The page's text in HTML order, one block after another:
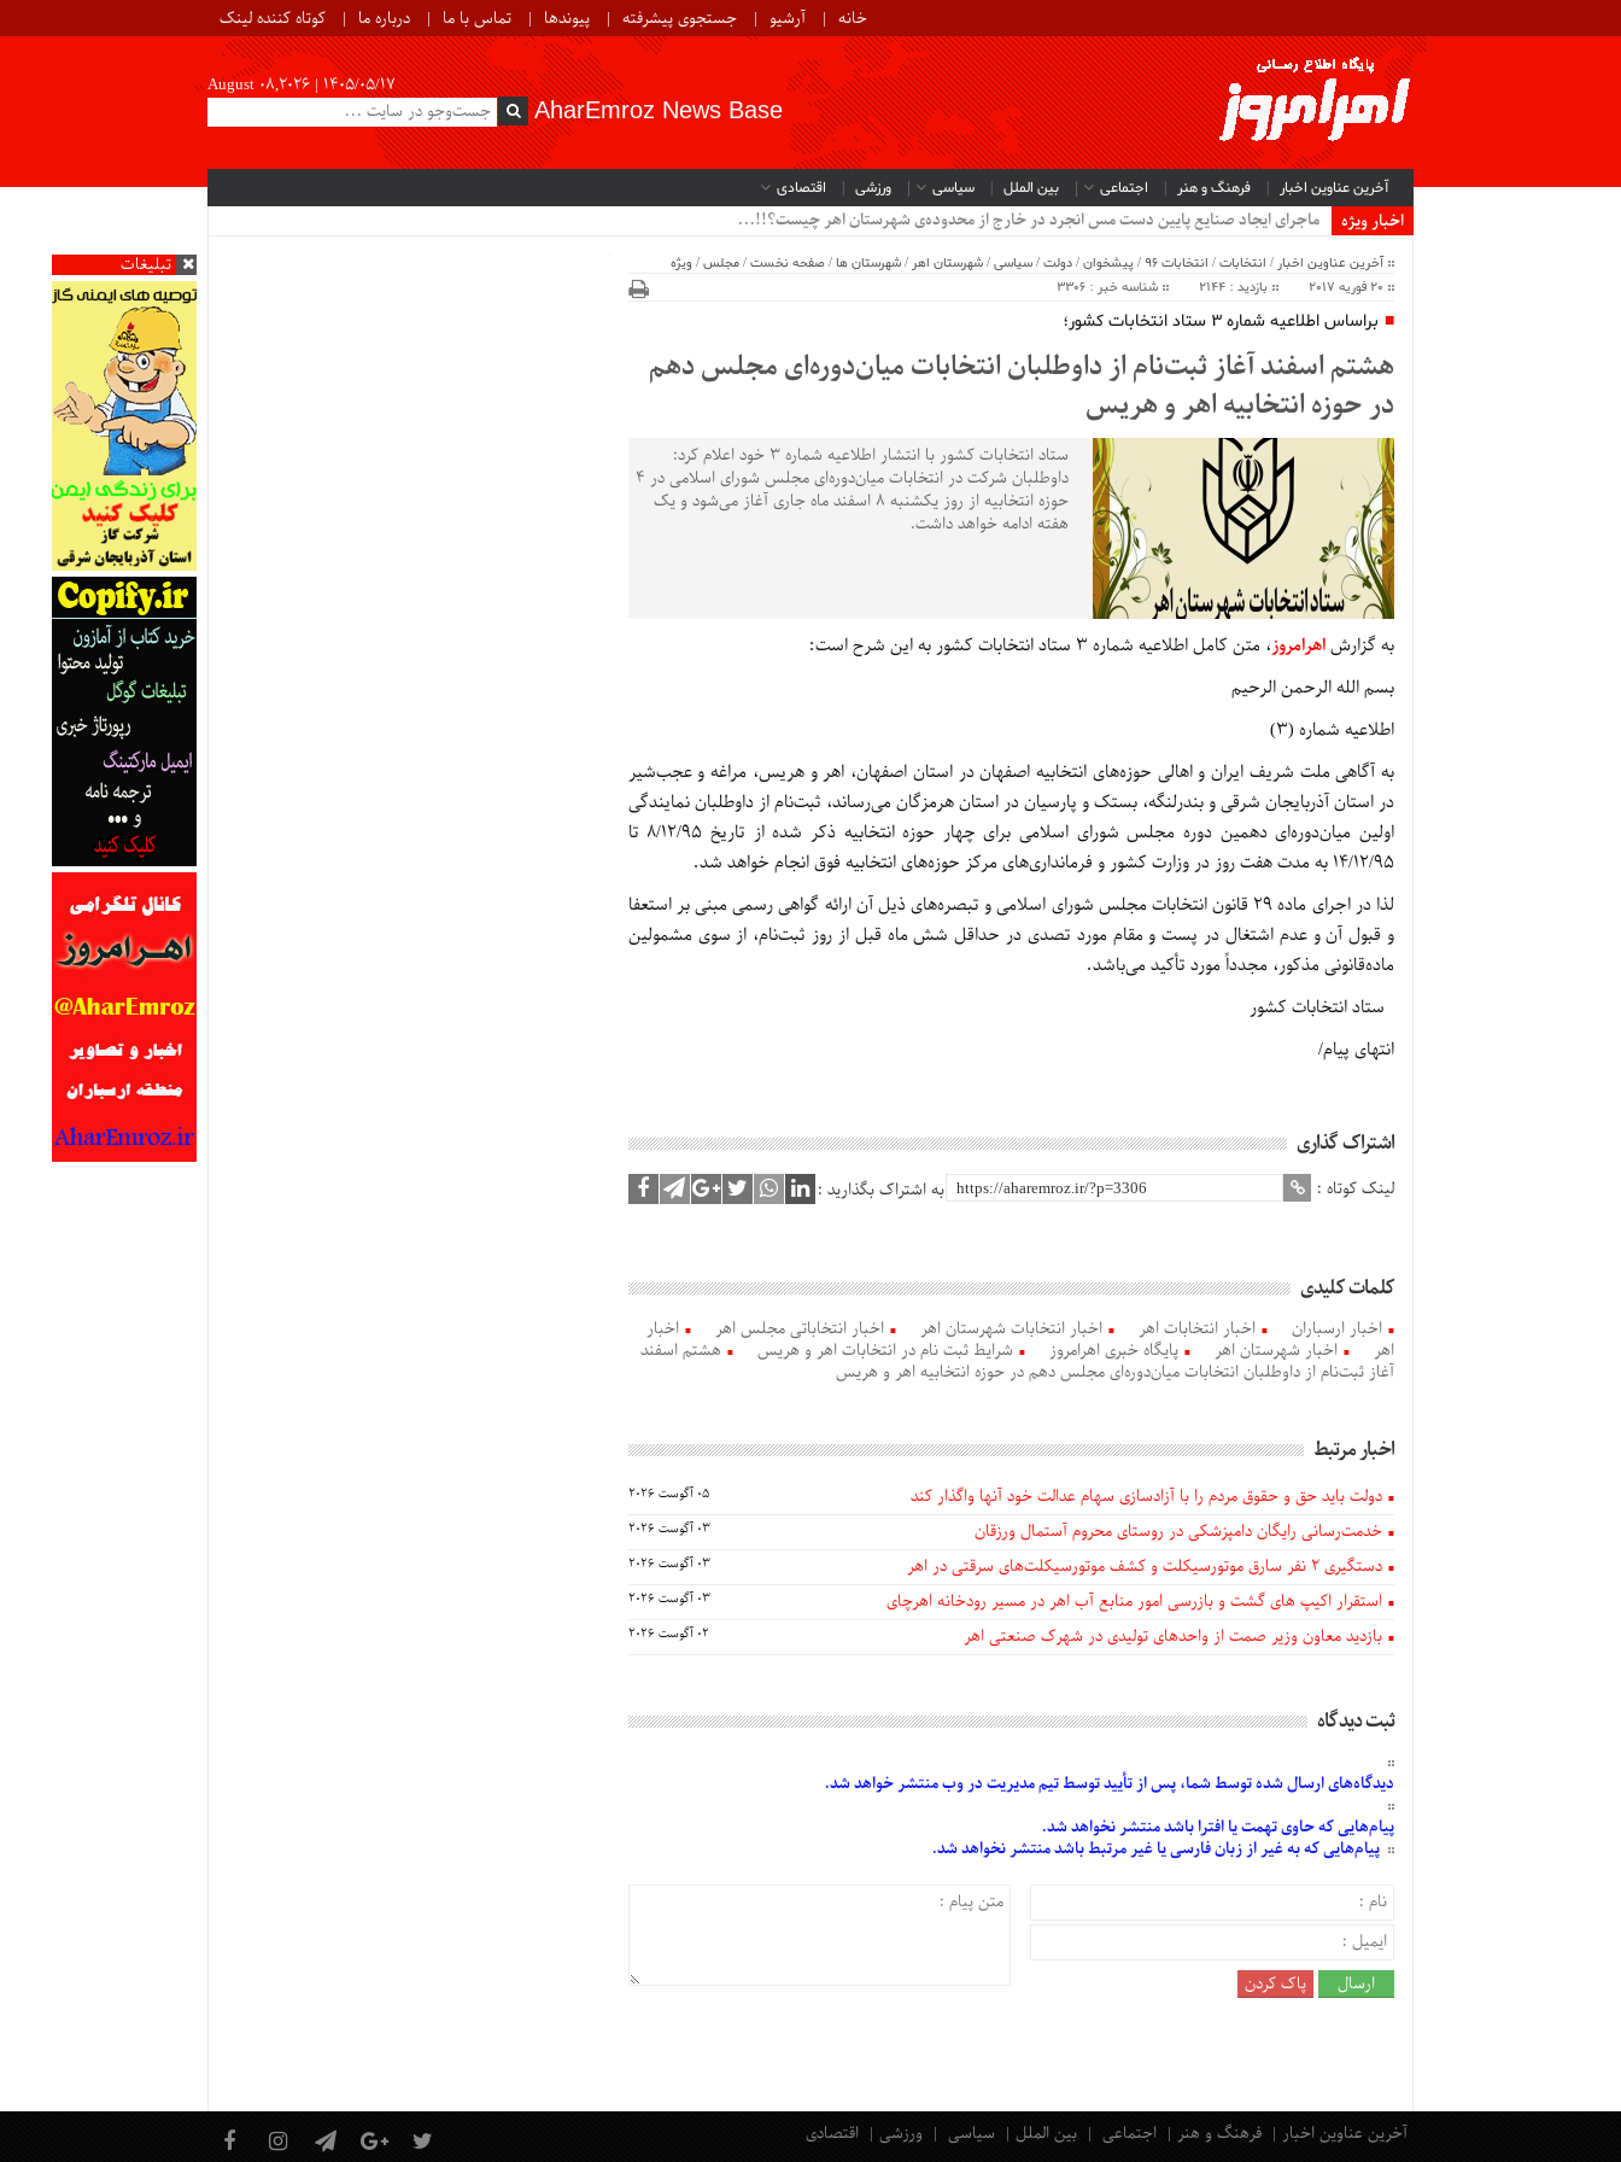
خانه آرشیو جستجوی پیشرفته پیوندها تماس با ما درباره ما کوتاه کننده لینک
August 08,2026 | ۱۴۰۵/۰۵/۱۷
AharEmroz News Base
آخرین عناوین اخبار فرهنگ و هنر اجتماعی بین الملل سیاسی ورزشی اقتصادی
اخبار ویژه
ماجرای ایجاد صنایع پایین دست مس انجرد در خارج از محدوده‌ی شهرستان اهر چیست؟!!...
تبلیغات
آخرین عناوین اخبار / انتخابات/ انتخابات 96 /پیشخوان/دولت/سیاسی/شهرستان اهر /شهرستان ها/صفحه نخست/مجلس/ ویژه
20 فوریه 2017
بازدید : 2144 شناسه خبر : 3306
براساس اطلاعیه شماره 3 ستاد انتخابات کشور؛
هشتم اسفند آغاز ثبت‌نام از داوطلبان انتخابات میان‌دوره‌ای مجلس دهم
در حوزه انتخابیه اهر و هریس
ستاد انتخابات کشور با انتشار اطلاعیه شماره 3 خود اعلام کرد:
داوطلبان شرکت در انتخابات میان‌دوره‌ای مجلس شورای اسلامی در 4
حوزه انتخابیه از روز یکشنبه 8 اسفند ماه جاری آغاز می‌شود و یک
هفته ادامه خواهد داشت.
به گزارشاهرامروز، متن کامل اطلاعیه شماره 3 ستاد انتخابات کشور به این شرح است:
بسم الله الرحمن الرحیم
اطلاعیه شماره (3)
به آگاهی ملت شریف ایران و اهالی حوزه‌های انتخابیه اصفهان در استان اصفهان، اهر و هریس، مراغه و عجب‌شیر
در استان آذربایجان شرقی و بندرلنگه، بستک و پارسیان در استان هرمزگان می‌رساند، ثبت‌نام از داوطلبان نمایندگی
اولین میان‌دوره‌ای دهمین دوره مجلس شورای اسلامی برای چهار حوزه انتخابیه ذکر شده از تاریخ 8/12/95 تا
14/12/95 به مدت هفت روز در وزارت کشور و فرمانداری‌های مرکز حوزه‌های انتخابیه فوق انجام خواهد شد.
لذا در اجرای ماده 29 قانون انتخابات مجلس شورای اسلامی و تبصره‌های ذیل آن ارائه گواهی رسمی مبنی بر استعفا
و قبول آن و عدم اشتغال در پست و مقام مورد تصدی در حداقل شش ماه قبل از روز ثبت‌نام، از سوی مشمولین
ماده‌قانونی مذکور، مجدداً مورد تأکید می‌باشد.
ستاد انتخابات کشور
انتهای پیام/
اشتراک گذاری
لینک کوتاه : به اشتراک بگذارید :
کلمات کلیدی
اخبار ارسباران اخبار انتخابات اهر اخبار انتخابات شهرستان اهر اخبار انتخاباتی مجلس اهر
اخبار
اهر
اخبار شهرستان اهر پایگاه خبری اهرامروز شرایط ثبت نام در انتخابات اهر و هریس
هشتم اسفند
آغاز ثبت‌نام از داوطلبان انتخابات میان‌دوره‌ای مجلس دهم در حوزه انتخابیه اهر و هریس
اخبار مرتبط
دولت باید حق و حقوق مردم را با آزادسازی سهام عدالت خود آنها واگذار کند 05 آگوست 2026
خدمت‌رسانی رایگان دامپزشکی در روستای محروم آستمال ورزقان 03 آگوست 2026
دستگيری ۲ نفر سارق موتورسیکلت و کشف موتورسیکلت‌های سرقتی در اهر 03 آگوست 2026
استقرار اکیپ های گشت و بازرسی امور منابع آب اهر در مسیر رودخانه اهرچای 03 آگوست 2026
بازدید معاون وزیر صمت از واحدهای تولیدی در شهرک صنعتی اهر 02 آگوست 2026
ثبت دیدگاه
دیدگاه‌هایارسالشدهتوسط شما، پس از تأییدتوسط تیم مدیریت در وب منتشر خواهد شد.
پیام‌هاییکه حاوی تهمت یا افترا باشد منتشر نخواهد شد.
پیام‌هاییکه به غیر از زبان فارسی یا غیر مرتبط باشد منتشر نخواهد شد.
آخرین عناوین اخبار فرهنگ و هنر اجتماعی بین الملل سیاسی ورزشی اقتصادی